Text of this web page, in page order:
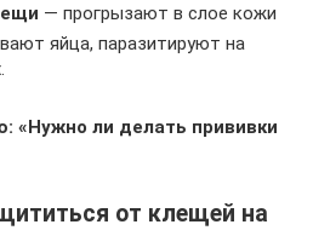
— прогрызают в слое кожи
яйца, паразитируют на
«Нужно ли делать прививки
от клещей на